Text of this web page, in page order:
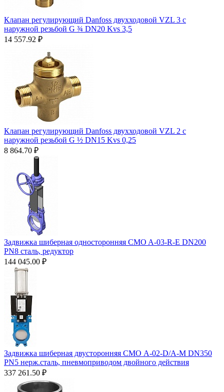
Клапан регулирующий Danfoss двухходовой VZL 3 c
наружной резьбой G ¾ DN20 Kvs 3,5
14 557.92 ₽
Клапан регулирующий Danfoss двухходовой VZL 2 c
наружной резьбой G ½ DN15 Kvs 0,25
8 864.70 ₽
Задвижка шиберная односторонняя CMO A-03-R-E DN200
PN8 сталь, редуктор
144 045.00 ₽
Задвижка шиберная двусторонняя СМО A-02-D/A-M DN350
PN5 нерж.сталь, пневмоприводом двойного действия
337 261.50 ₽